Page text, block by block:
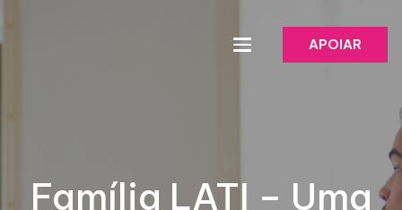
APOIAR
Família LATI – Uma